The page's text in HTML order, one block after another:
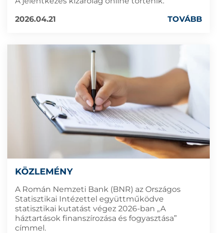
2026.04.21
TOVÁBB
KÖZLEMÉNY
A Román Nemzeti Bank (BNR) az Országos
Statisztikai Intézettel együttműködve
statisztikai kutatást végez 2026-ban „A
háztartások finanszírozása és fogyasztása”
címmel.